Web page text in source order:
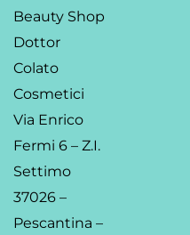
Beauty Shop
Dottor
Colato
Cosmetici
Via Enrico
Fermi 6 – Z.I.
Settimo
37026 –
Pescantina –